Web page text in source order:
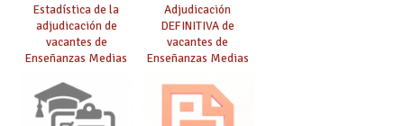
Estadística de la
adjudicación de
vacantes de
Enseñanzas Medias
Adjudicación
DEFINITIVA de
vacantes de
Enseñanzas Medias